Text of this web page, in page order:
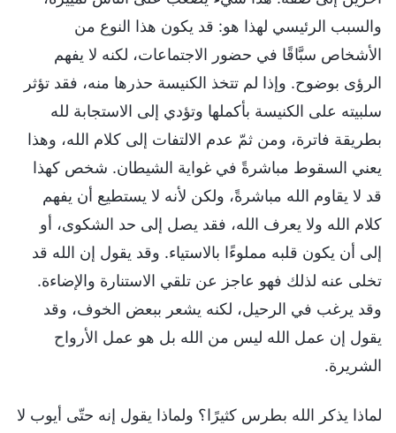
والسبب الرئيسي لهذا هو: قد يكون هذا النوع من
الأشخاص سبَّاقًا في حضور الاجتماعات، لكنه لا يفهم
الرؤى بوضوح. وإذا لم تتخذ الكنيسة حذرها منه، فقد تؤثر
سلبيته على الكنيسة بأكملها وتؤدي إلى الاستجابة لله
بطريقة فاترة، ومن ثمّ عدم الالتفات إلى كلام الله، وهذا
يعني السقوط مباشرةً في غواية الشيطان. شخص كهذا
قد لا يقاوم الله مباشرةً، ولكن لأنه لا يستطيع أن يفهم
كلام الله ولا يعرف الله، فقد يصل إلى حد الشكوى، أو
إلى أن يكون قلبه مملوءًا بالاستياء. وقد يقول إن الله قد
تخلى عنه لذلك فهو عاجز عن تلقي الاستنارة والإضاءة.
وقد يرغب في الرحيل، لكنه يشعر ببعض الخوف، وقد
يقول إن عمل الله ليس من الله بل هو عمل الأرواح
الشريرة.
لماذا يذكر الله بطرس كثيرًا؟ ولماذا يقول إنه حتّى أيوب لا